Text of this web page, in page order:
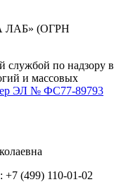
ЛАБ» (ОГРН
службой по надзору в
и массовых
ЭЛ № ФС77-89793
(499) 110-01-02